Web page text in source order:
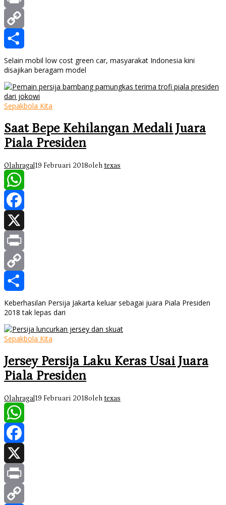
Print
Copy
Link
Share
Selain mobil low cost green car, masyarakat Indonesia kini
disajikan beragam model
Sepakbola Kita
Saat Bepe Kehilangan Medali Juara
Piala Presiden
Olahraga 19 Februari 2018oleh texas
WhatsApp
Facebook
X
Print
Copy
Link
Share
Keberhasilan Persija Jakarta keluar sebagai juara Piala Presiden
2018 tak lepas dari
Sepakbola Kita
Jersey Persija Laku Keras Usai Juara
Piala Presiden
Olahraga 19 Februari 2018oleh texas
WhatsApp
Facebook
X
Print